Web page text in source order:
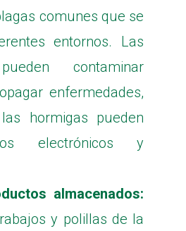
comunes que se
entornos. Las
contaminar
enfermedades,
hormigas pueden
electrónicos y
almacenados:
y polillas de la